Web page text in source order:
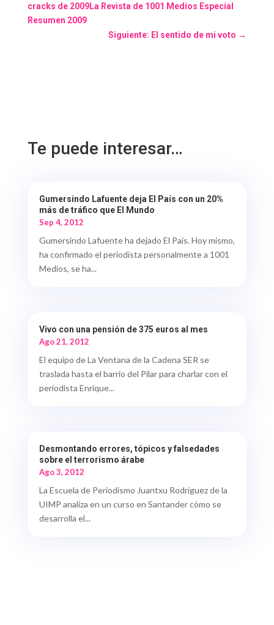
cracks de 2009La Revista de 1001 Medios Especial
Resumen 2009
Siguiente: El sentido de mi voto →
Te puede interesar…
Gumersindo Lafuente deja El País con un 20%
más de tráfico que El Mundo
Sep 4, 2012
Gumersindo Lafuente ha dejado El País. Hoy mismo,
ha confirmado el periodista personalmente a 1001
Medios, se ha...
Vivo con una pensión de 375 euros al mes
Ago 21, 2012
El equipo de La Ventana de la Cadena SER se
traslada hasta el barrio del Pilar para charlar con el
periodista Enrique...
Desmontando errores, tópicos y falsedades
sobre el terrorismo árabe
Ago 3, 2012
La Escuela de Periodismo Juantxu Rodríguez de la
UIMP analiza en un curso en Santander cómo se
desarrolla el...